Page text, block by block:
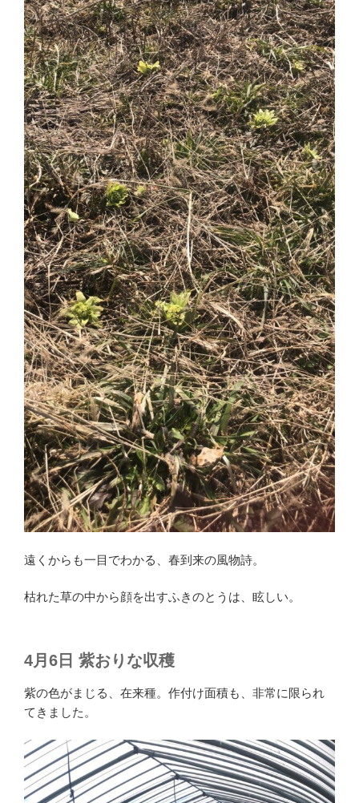
遠くからも一目でわかる、春到来の風物詩。
枯れた草の中から顔を出すふきのとうは、眩しい。
4月6日 紫おりな収穫
紫の色がまじる、在来種。作付け面積も、非常に限られ
てきました。